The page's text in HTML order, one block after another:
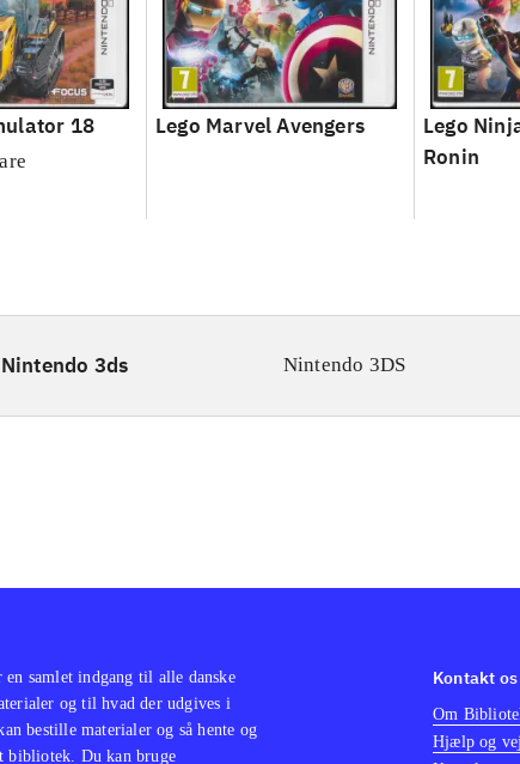
18 Lego Marvel Avengers
Lego
Ronin
Nintendo 3ds Nintendo 3DS
samlet indgang til alle danske
og til hvad der udgives i
bestille materialer og så hente og
bibliotek. Du kan bruge
Kontakt os
Om
Hjælp og